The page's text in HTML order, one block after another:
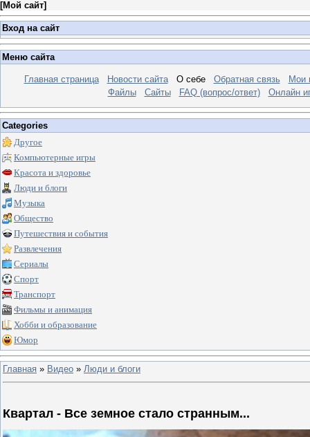
[Мой сайт]
Вход на сайт
Меню сайта
Главная страница Новости сайта О себе Обратная связь
Мои
Файлы
Сайты FAQ (вопрос/ответ) Онлайн
Categories
Другое
Компьютерные игры
Красота и здоровье
Люди и блоги
Музыка
Общество
Путешествия и события
Развлечения
Сериалы
Спорт
Транспорт
Фильмы и анимация
Хобби и образование
Юмор
Главная » Видео » Люди и блоги
Квартал - Все земное стало странным...